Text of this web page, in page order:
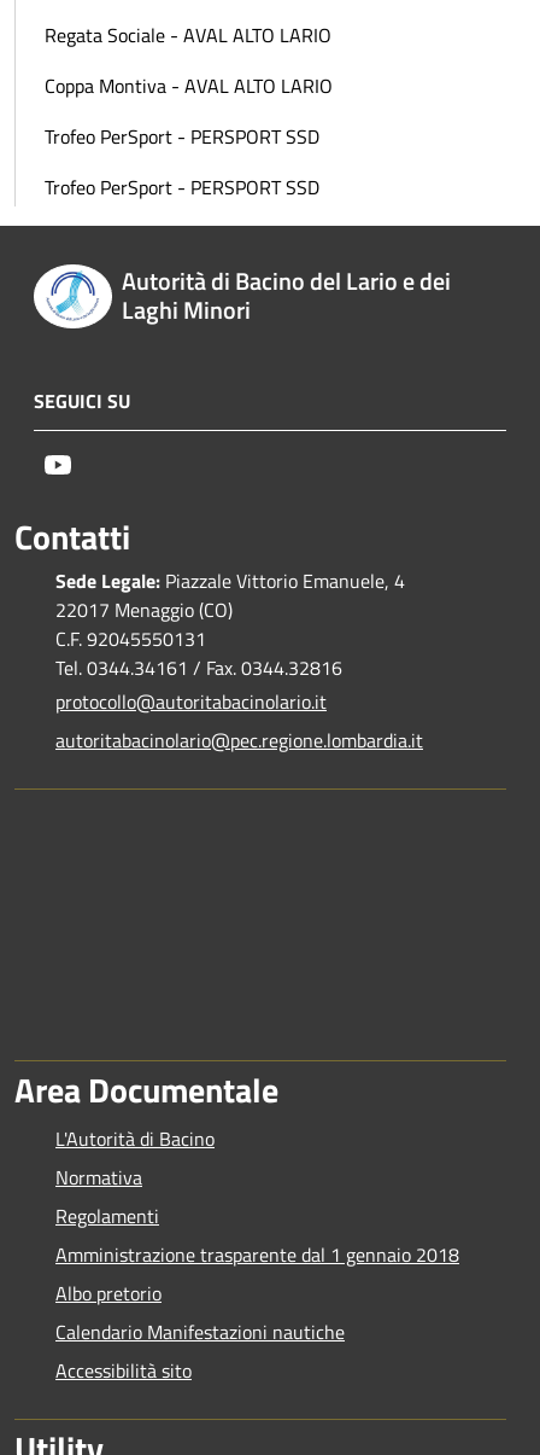
Regata Sociale - AVAL ALTO LARIO
Coppa Montiva - AVAL ALTO LARIO
Trofeo PerSport - PERSPORT SSD
Trofeo PerSport - PERSPORT SSD
Autorità di Bacino del Lario e dei
Laghi Minori
SEGUICI SU
Contatti
Sede Legale: Piazzale Vittorio Emanuele, 4
22017 Menaggio (CO)
C.F. 92045550131
Tel. 0344.34161 / Fax. 0344.32816
protocollo@autoritabacinolario.it
autoritabacinolario@pec.regione.lombardia.it
Area Documentale
L'Autorità di Bacino
Normativa
Regolamenti
Amministrazione trasparente dal 1 gennaio 2018
Albo pretorio
Calendario Manifestazioni nautiche
Accessibilità sito